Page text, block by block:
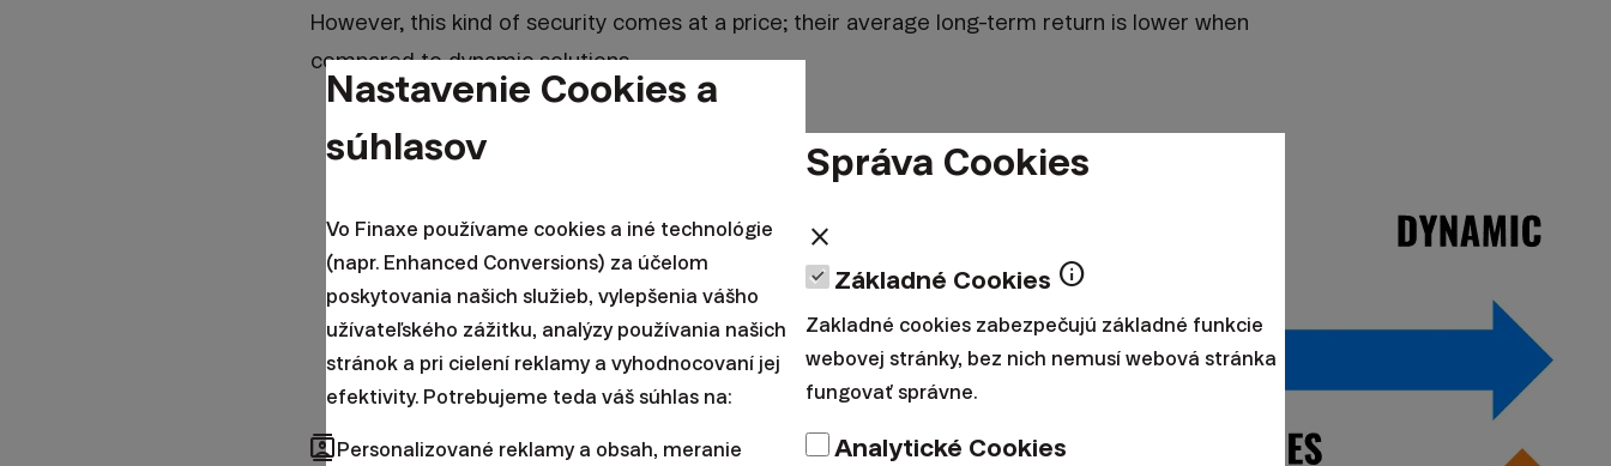
However, this kind of security comes at a price; their average long-term return is lower when
compared to dynamic solutions.
Nastavenie Cookies a
súhlasov
Vo Finaxe používame cookies a iné technológie
(napr. Enhanced Conversions) za účelom
poskytovania našich služieb, vylepšenia vášho
užívateľského zážitku, analýzy používania našich
stránok a pri cielení reklamy a vyhodnocovaní jej
efektivity. Potrebujeme teda váš súhlas na:
contactsPersonalizované reklamy a obsah, meranie
Správa Cookies
close
Základné Cookies info
Zakladné cookies zabezpečujú základné funkcie
webovej stránky, bez nich nemusí webová stránka
fungovať správne.
Analytické Cookies